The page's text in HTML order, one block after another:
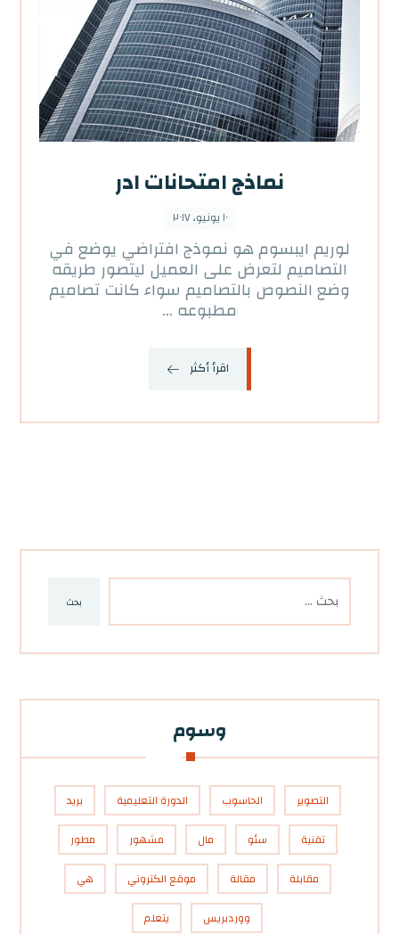
نماذج امتحانات ادر
١٠ يونيو، ٢٠١٧
لوريم ايبسوم هو نموذج افتراضي يوضع في
التصاميم لتعرض على العميل ليتصور طريقه
وضع النصوص بالتصاميم سواء كانت تصاميم
مطبوعه ...
اقرأ أكثر
بحث
وسوم
التصوير الحاسوب الدورة التعليمية
بريد
تقنية
سئو مال مشهور
مطور
مقابلة
مقالة موقع الكتروني
هي
ووردبريس
يتعلم